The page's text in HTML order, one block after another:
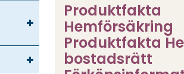
Produktfakta
Hemförsäkring
Produktfakta
bostadsrätt